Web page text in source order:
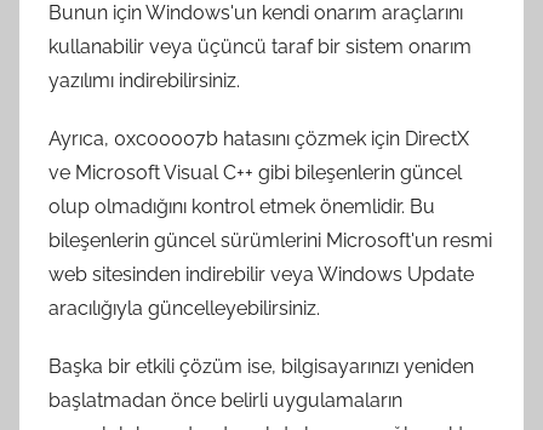
Bunun için Windows'un kendi onarım araçlarını
kullanabilir veya üçüncü taraf bir sistem onarım
yazılımı indirebilirsiniz.
Ayrıca, 0xc00007b hatasını çözmek için DirectX
ve Microsoft Visual C++ gibi bileşenlerin güncel
olup olmadığını kontrol etmek önemlidir. Bu
bileşenlerin güncel sürümlerini Microsoft'un resmi
web sitesinden indirebilir veya Windows Update
aracılığıyla güncelleyebilirsiniz.
Başka bir etkili çözüm ise, bilgisayarınızı yeniden
başlatmadan önce belirli uygulamaların